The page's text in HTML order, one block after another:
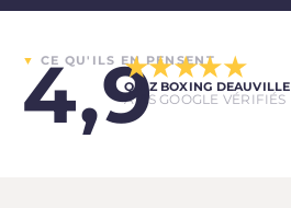
▼ CE QU'ILS EN PENSENT
4,9★★★★★
QUIZ BOXING DEAUVILLE
AVIS GOOGLE VÉRIFIÉS